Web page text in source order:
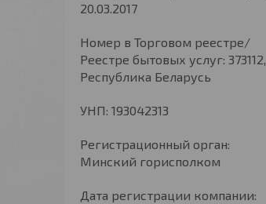
20.03.2017
Номер в Торговом реестре/
Реестре бытовых услуг: 373112,
Республика Беларусь
УНП: 193042313
Регистрационный орган:
Минский горисполком
Дата регистрации компании: